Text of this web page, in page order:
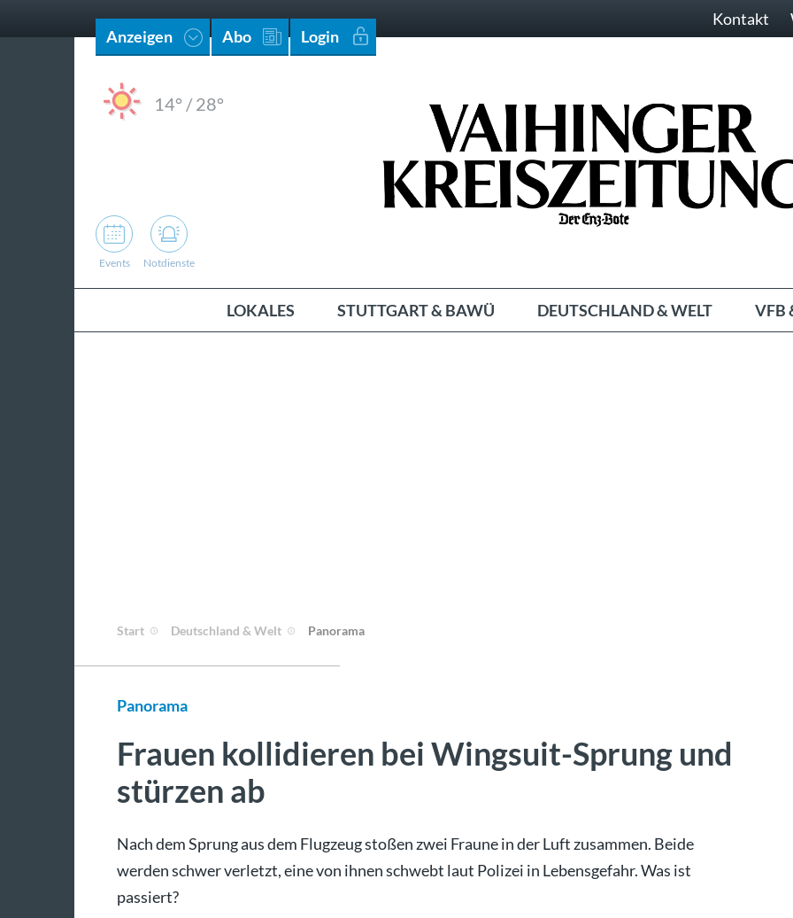
Anzeigen Abo Login
Kontakt
14° /28°
Events Notdienste
LOKALES STUTTGART & BAWÜ DEUTSCHLAND & WELT VFB
Start Deutschland & Welt Panorama
Panorama
Frauen kollidieren bei Wingsuit-Sprung und
stürzen ab
Nach dem Sprung aus dem Flugzeug stoßen zwei Fraune in der Luft zusammen. Beide
werden schwer verletzt, eine von ihnen schwebt laut Polizei in Lebensgefahr. Was ist
passiert?